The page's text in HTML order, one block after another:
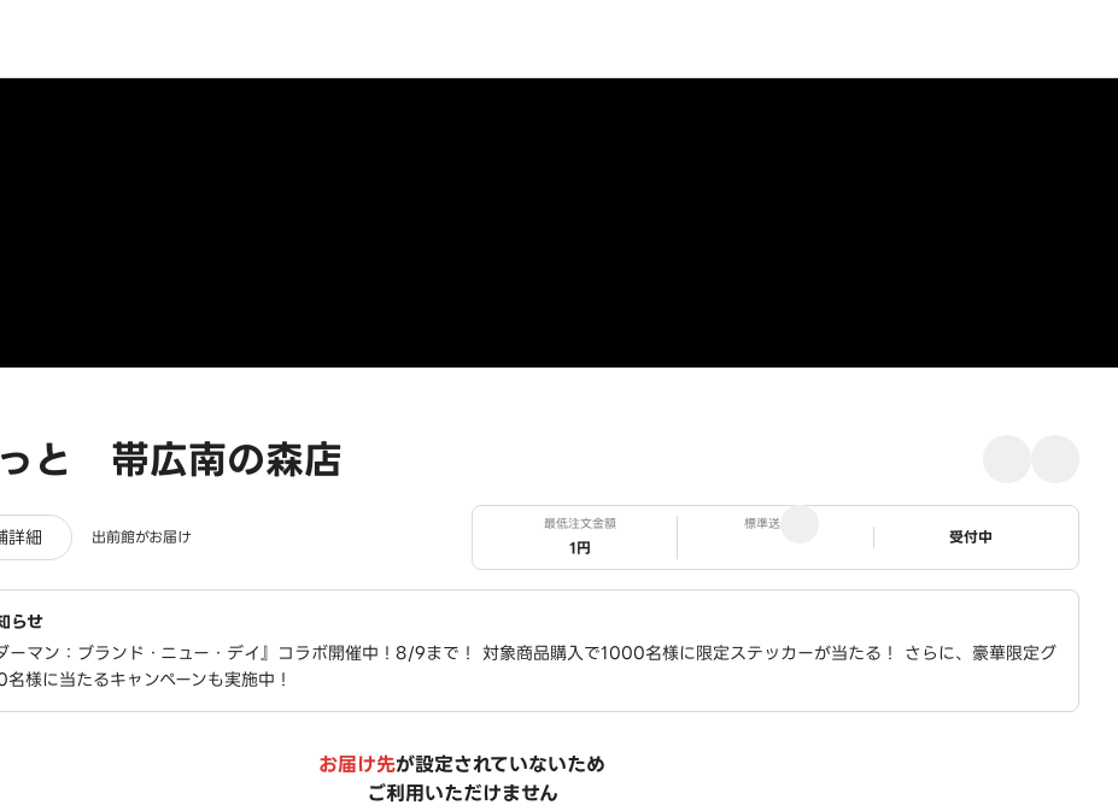
と 帯広南の森店
ュー
詳細 出前館がお届け
最低注文金額
1円
標準送料
ステータス
受付中
らせ
ーマン：ブランド・ニュー・デイ』コラボ開催中！8/9まで！ 対象商品購入で1000名様に限定ステッカーが当たる！ さらに、豪華限定グ
様に当たるキャンペーンも実施中！
お届け先が設定されていないため
ご利用いただけません